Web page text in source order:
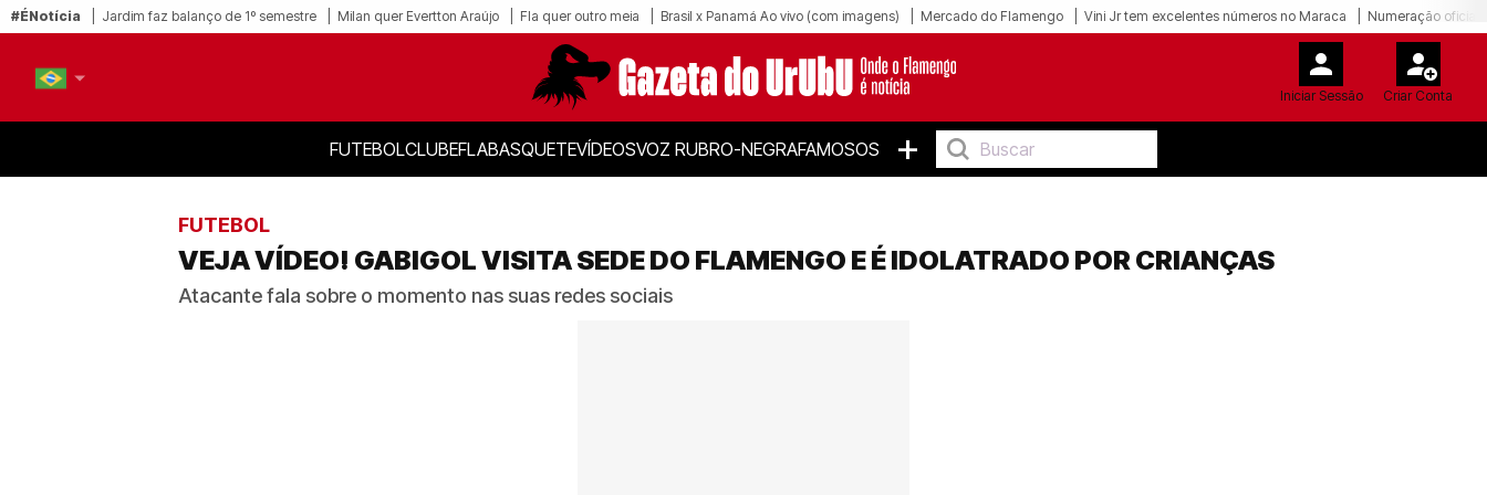
#ÉNotícia Jardim faz balanço de 1º semestre Milan quer Evertton Araújo Fla quer outro meia Brasil x Panamá Ao vivo (com imagens) Mercado do Flamengo Vini Jr tem excelentes números no Maraca Numeração oficial
Iniciar Sessão Criar Conta
FUTEBOLCLUBEFLABASQUETEVÍDEOSVOZ RUBRO-NEGRAFAMOSOS +
FUTEBOL
VEJA VÍDEO! GABIGOL VISITA SEDE DO FLAMENGO E É IDOLATRADO POR CRIANÇAS
Atacante fala sobre o momento nas suas redes sociais